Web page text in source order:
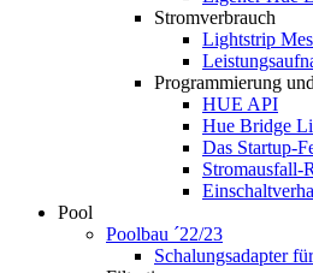
Stromverbrauch
Lightstrip
Programmierung
HUE API
Hue Bridge
Das Startup-
Stromausfall-
Pool
Poolbau ´22/23
Schalungs­adapter